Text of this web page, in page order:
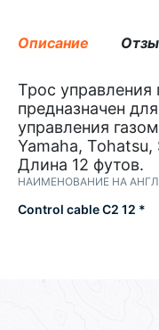
Описание
НАИМЕНОВАНИЕ НА
Control cable С2 12 *
Трос
предназначен
управления
Yamaha, Tohatsu,
Длина 12 футов.